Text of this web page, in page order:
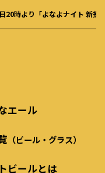
日20時より「よなよナイト 新
エール
（ビール・グラス）
ビールとは